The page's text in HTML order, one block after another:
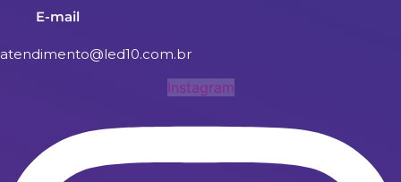
E-mail
atendimento@led10.com.br
Instagram